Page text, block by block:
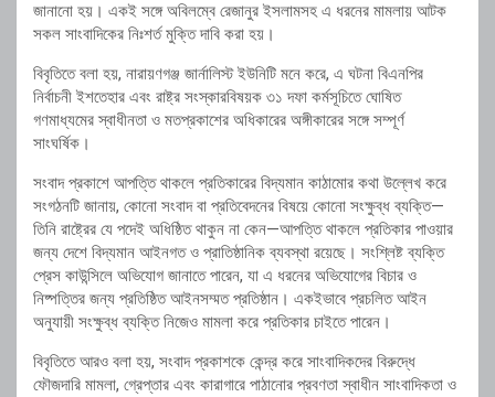
জানানো হয়। একই সঙ্গে অবিলম্বে রেজানুর ইসলামসহ এ ধরনের মামলায় আটক
সকল সাংবাদিকের নিঃশর্ত মুক্তি দাবি করা হয়।
বিবৃতিতে বলা হয়, নারায়ণগঞ্জ জার্নালিস্ট ইউনিটি মনে করে, এ ঘটনা বিএনপির
নির্বাচনী ইশতেহার এবং রাষ্ট্র সংস্কারবিষয়ক ৩১ দফা কর্মসূচিতে ঘোষিত
গণমাধ্যমের স্বাধীনতা ও মতপ্রকাশের অধিকারের অঙ্গীকারের সঙ্গে সম্পূর্ণ
সাংঘর্ষিক।
সংবাদ প্রকাশে আপত্তি থাকলে প্রতিকারের বিদ্যমান কাঠামোর কথা উল্লেখ করে
সংগঠনটি জানায়, কোনো সংবাদ বা প্রতিবেদনের বিষয়ে কোনো সংক্ষুব্ধ ব্যক্তি—
তিনি রাষ্ট্রের যে পদেই অধিষ্ঠিত থাকুন না কেন—আপত্তি থাকলে প্রতিকার পাওয়ার
জন্য দেশে বিদ্যমান আইনগত ও প্রাতিষ্ঠানিক ব্যবস্থা রয়েছে। সংশ্লিষ্ট ব্যক্তি
প্রেস কাউন্সিলে অভিযোগ জানাতে পারেন, যা এ ধরনের অভিযোগের বিচার ও
নিষ্পত্তির জন্য প্রতিষ্ঠিত আইনসম্মত প্রতিষ্ঠান। একইভাবে প্রচলিত আইন
অনুযায়ী সংক্ষুব্ধ ব্যক্তি নিজেও মামলা করে প্রতিকার চাইতে পারেন।
বিবৃতিতে আরও বলা হয়, সংবাদ প্রকাশকে কেন্দ্র করে সাংবাদিকদের বিরুদ্ধে
ফৌজদারি মামলা, গ্রেপ্তার এবং কারাগারে পাঠানোর প্রবণতা স্বাধীন সাংবাদিকতা ও